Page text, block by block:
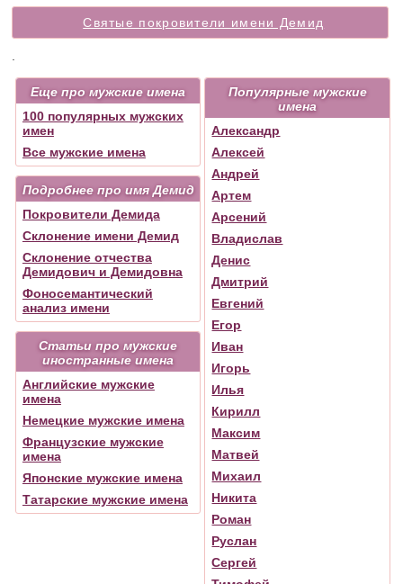
Святые покровители имени Демид
Популярные мужские
имена
Александр
Алексей
Андрей
Артем
Арсений
Владислав
Денис
Дмитрий
Евгений
Егор
Иван
Игорь
Илья
Кирилл
Максим
Матвей
Михаил
Никита
Роман
Руслан
Сергей
Еще про мужские имена
100 популярных мужских
имен
Все мужские имена
Подробнее про имя Демид
Покровители Демида
Склонение имени Демид
Склонение отчества
Демидович и Демидовна
Фоносемантический
анализ имени
Статьи про мужские
иностранные имена
Английские мужские
имена
Немецкие мужские имена
Французские мужские
имена
Японские мужские имена
Татарские мужские имена